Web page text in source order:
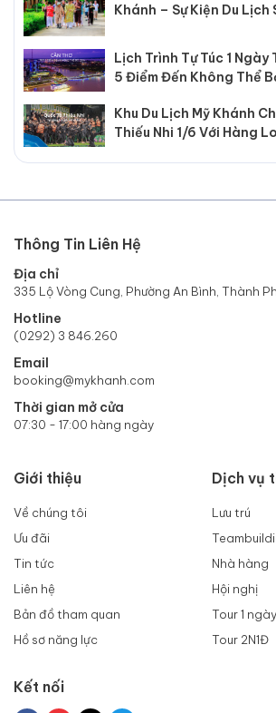
Khánh – Sự Kiện Du Lịch
Lịch Trình Tự Túc 1 Ngày
5 Điểm Đến Không Thể
Khu Du Lịch Mỹ Khánh
Thiếu Nhi 1/6 Với Hàng
Thông Tin Liên Hệ
Địa chỉ
335 Lộ Vòng Cung, Phường An Bình, Thành
Hotline
(0292) 3 846.260
Email
booking@mykhanh.com
Thời gian mở cửa
07:30 - 17:00 hàng ngày
Giới thiệu
Về chúng tôi
Ưu đãi
Tin tức
Liên hệ
Bản đồ tham quan
Hồ sơ năng lực
Dịch vụ
Lưu trú
Nhà hàng
Hội nghị
Tour 1 ngày
Tour 2N1Đ
Kết nối